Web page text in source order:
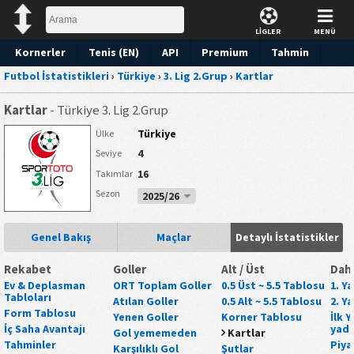
LİGLER MENÜ
Kornerler Tenis (EN) API Premium
Tahmin
Futbol İstatistikleri› Türkiye › 3. Lig 2.Grup › Kartlar
Kartlar- Türkiye 3. Lig 2.Grup
Ülke Türkiye
Seviye 4
Takımlar 16
Sezon 2025/26
Genel Bakış Maçlar Detaylı İstatistikler
Rekabet
Ev & Deplasman
Tabloları
Form Tablosu
İç Saha Avantajı
Tahminler
Goller
ORT Toplam Goller
Atılan Goller
Yenen Goller
Gol yememeden
Karşılıklı Gol
Alt / Üst
0.5 Üst ~ 5.5 Tablosu
0.5 Alt ~ 5.5 Tablosu
Korner Tablosu
Kartlar
Şutlar
1.
2.
İlk